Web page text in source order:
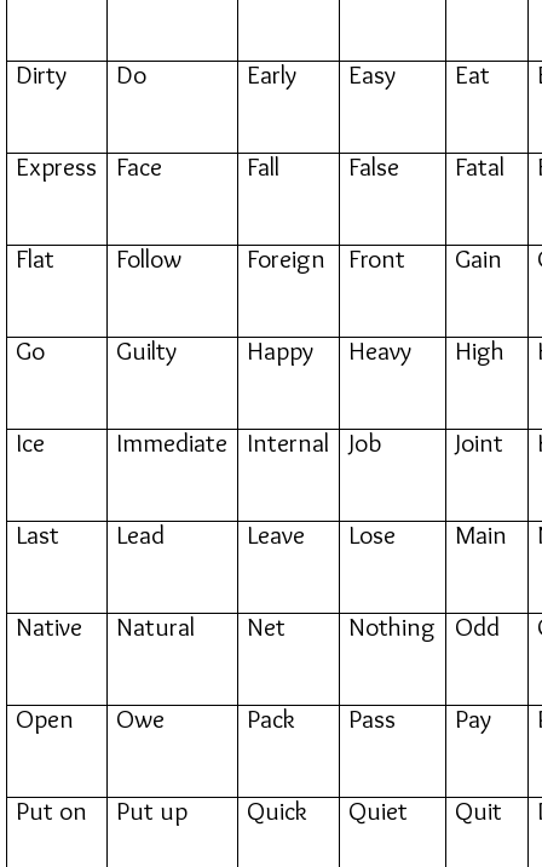
Dirty Do Early Easy Eat
Express Face Fall False Fatal
Flat Follow Foreign Front Gain
Go Guilty Happy Heavy High
Ice Immediate Internal Job Joint
Last Lead Leave Lose Main
Native Natural Net Nothing Odd
Open Owe Pack Pass Pay
Put on Put up Quick Quiet Quit